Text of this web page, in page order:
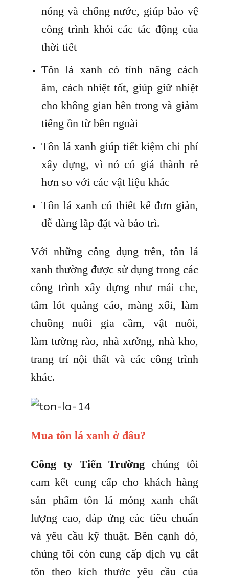
nóng và chống nước, giúp bảo vệ
công trình khỏi các tác động của
thời tiết
Tôn lá xanh có tính năng cách
âm, cách nhiệt tốt, giúp giữ nhiệt
cho không gian bên trong và giảm
tiếng ồn từ bên ngoài
Tôn lá xanh giúp tiết kiệm chi phí
xây dựng, vì nó có giá thành rẻ
hơn so với các vật liệu khác
Tôn lá xanh có thiết kế đơn giản,
dễ dàng lắp đặt và bảo trì.
Với những công dụng trên, tôn lá
xanh thường được sử dụng trong các
công trình xây dựng như mái che,
tấm lót quảng cáo, màng xối, làm
chuồng nuôi gia cầm, vật nuôi,
làm tường rào, nhà xưởng, nhà kho,
trang trí nội thất và các công trình
khác.
Mua tôn lá xanh ở đâu?
Công ty Tiến Trường chúng tôi
cam kết cung cấp cho khách hàng
sản phẩm tôn lá mỏng xanh chất
lượng cao, đáp ứng các tiêu chuẩn
và yêu cầu kỹ thuật. Bên cạnh đó,
chúng tôi còn cung cấp dịch vụ cắt
tôn theo kích thước yêu cầu của